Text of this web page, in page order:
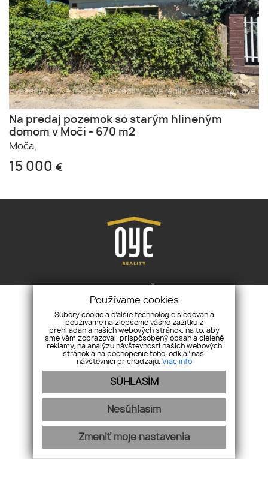
Na predaj pozemok so starým hlineným
domom v Moči - 670 m2
Moča,
15 000 €
OYE Reality
nám. M. R. Štefánika 6, 945 01
Komárno
+421 905 777 001
levay@oye.sk
ÚVOD NEHNUTEĽNOSTI O NÁS SLUŽBY
KONTAKT
REKLAMAČNÝ PORIADOK
OCHRANA OSOBNÝCH ÚDAJOV
COOKIES
Používame cookies
Súbory cookie a ďalšie technológie sledovania
používame na zlepšenie vášho zážitku z
prehliadania našich webových stránok, na to, aby
sme vám zobrazovali prispôsobený obsah a cielené
reklamy, na analýzu návštevnosti našich webových
stránok a na pochopenie toho, odkiaľ naši
návštevníci prichádzajú. Viac info
SÚHLASÍM
Nesúhlasím
Zmeniť moje nastavenia